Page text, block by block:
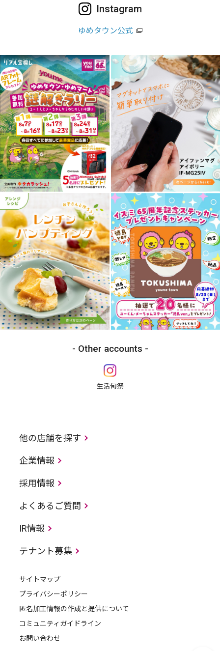
Instagram
ゆめタウン公式
Other accounts
生活旬祭
他の店舗を探す
企業情報
採用情報
よくあるご質問
IR情報
テナント募集
サイトマップ
プライバシーポリシー
匿名加工情報の作成と提供について
コミュニティガイドライン
お問い合わせ